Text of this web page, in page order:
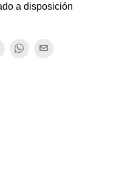
a disposición